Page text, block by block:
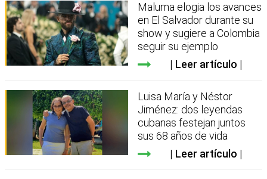
Maluma elogia los avances
en El Salvador durante su
show y sugiere a Colombia
seguir su ejemplo
Leer artículo
Luisa María y Néstor
Jiménez: dos leyendas
cubanas festejan juntos
sus 68 años de vida
Leer artículo